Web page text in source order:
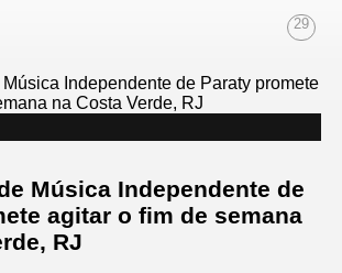
29
Música Independente de
agitar o fim de semana
RJ